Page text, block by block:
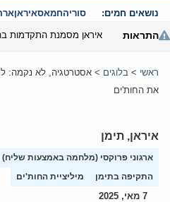
נושאים חמים: סוריהחמאסאיראן
התראות
ראשי > בלוגים > אסטרטגיה, לא נקמה:
את החות'ים
איראן, תימן
ארגוני פרוקסי (מלחמה באמצעות שליח)
התקיפה בתימן
מיליציית החות'ים
7 מאי, 2025